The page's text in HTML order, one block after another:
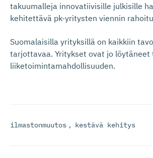
takuumalleja innovatiivisille julkisille
kehitettävä pk-yritysten viennin
Suomalaisilla yrityksillä on kaikkiin
tarjottavaa. Yritykset ovat jo löytäneet
liiketoimintamahdollisuuden.
ilmastonmuutos , kestävä kehitys